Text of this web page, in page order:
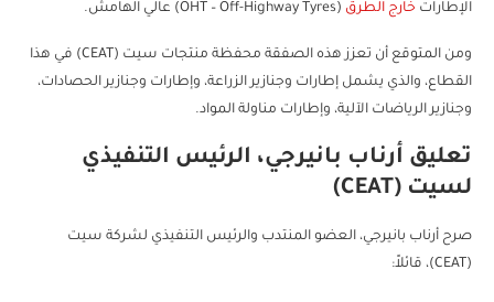
الإطارات خارج الطرق (OHT – Off-Highway Tyres) عالي الهامش.
ومن المتوقع أن تعزز هذه الصفقة محفظة منتجات سيت (CEAT) في هذا
القطاع، والذي يشمل إطارات وجنازير الزراعة، وإطارات وجنازير الحصادات،
وجنازير الرياضات الآلية، وإطارات مناولة المواد.
تعليق أرناب بانيرجي، الرئيس التنفيذي
لسيت (CEAT)
صرح أرناب بانيرجي، العضو المنتدب والرئيس التنفيذي لشركة سيت
(CEAT)، قائلاً: